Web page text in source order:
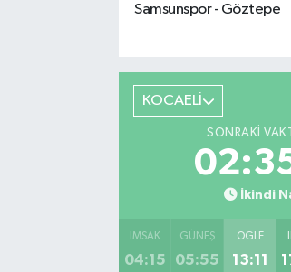
Samsunspor - Göztepe
KOCAELİ
SONRAKI
İkindi
İMSAK
04:15
GÜNEŞ
05:55
ÖĞLE
13:11